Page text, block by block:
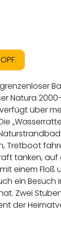
Natura
über
Tretboot
tanken,
einem
ein Besuch
Zwei
der